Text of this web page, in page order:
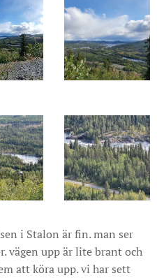
i Stalon är fin. man ser
vägen upp är lite brant och
att köra upp. vi har sett